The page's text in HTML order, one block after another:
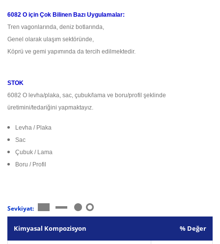
6082 O için Çok Bilinen Bazı Uygulamalar:
Tren vagonlarında, deniz botlarında,
Genel olarak ulaşım sektöründe,
Köprü ve gemi yapımında da tercih edilmektedir.
STOK
6082 O levha/plaka, sac, çubuk/lama ve boru/profil şeklinde
üretimini/tedariğini yapmaktayız.
Levha / Plaka
Sac
Çubuk / Lama
Boru / Profil
Sevkiyat:
Kimyasal Kompozisyon % Değer